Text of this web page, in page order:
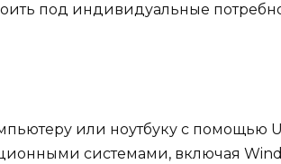
под индивидуальные
или ноутбуку с помощью
системами, включая